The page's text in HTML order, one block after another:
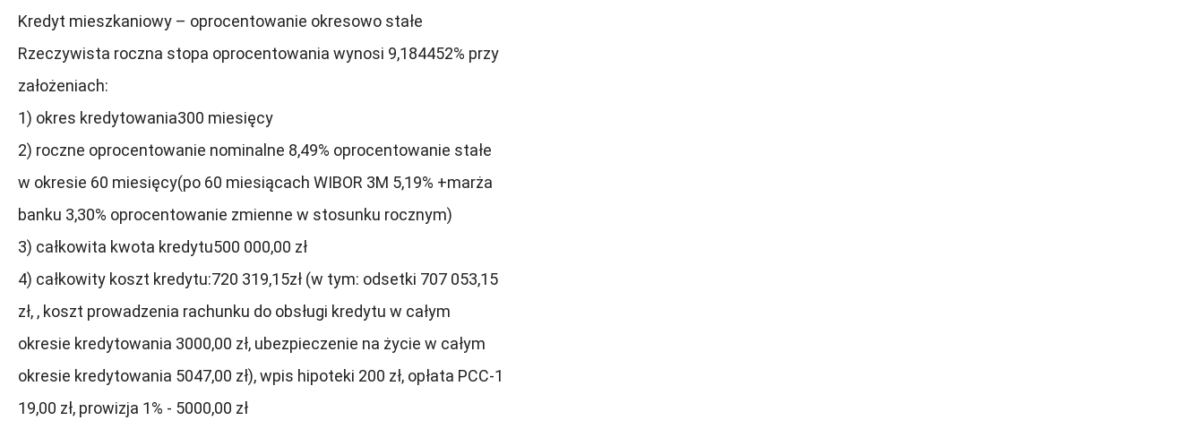
Kredyt mieszkaniowy – oprocentowanie okresowo stałe
Rzeczywista roczna stopa oprocentowania wynosi 9,184452% przy
założeniach:
1) okres kredytowania300 miesięcy
2) roczne oprocentowanie nominalne 8,49% oprocentowanie stałe
w okresie 60 miesięcy(po 60 miesiącach WIBOR 3M 5,19% +marża
banku 3,30% oprocentowanie zmienne w stosunku rocznym)
3) całkowita kwota kredytu500 000,00 zł
4) całkowity koszt kredytu:720 319,15zł (w tym: odsetki 707 053,15
zł, , koszt prowadzenia rachunku do obsługi kredytu w całym
okresie kredytowania 3000,00 zł, ubezpieczenie na życie w całym
okresie kredytowania 5047,00 zł), wpis hipoteki 200 zł, opłata PCC-1
19,00 zł, prowizja 1% - 5000,00 zł